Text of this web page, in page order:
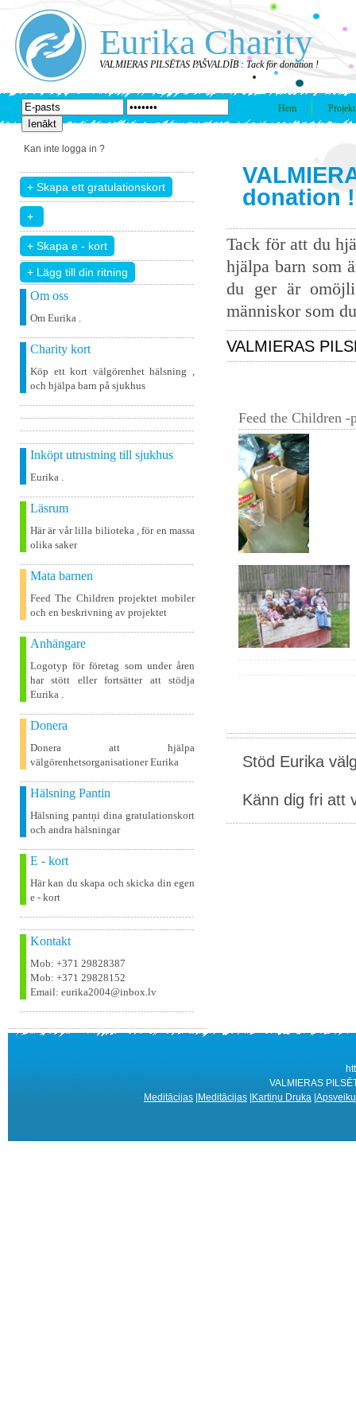
Eurika Charity
VALMIERAS PILSĒTAS PAŠVALDĪB : Tack för donation !
Hem Projekt
Kan inte logga in ?
+ Lägg till din ritning
Om oss
Om Eurika .
Charity kort
Köp ett kort välgörenhet hälsning ,
och hjälpa barn på sjukhus
Inköpt utrustning till sjukhus
Eurika .
Läsrum
Här är vår lilla bilioteka , för en massa
olika saker
Mata barnen
Feed The Children projektet mobiler
och en beskrivning av projektet
Anhängare
Logotyp för företag som under åren
har stött eller fortsätter att stödja
Eurika .
Donera
Donera att hjälpa
välgörenhetsorganisationer Eurika
Hälsning Pantin
Hälsning pantņi dina gratulationskort
och andra hälsningar
E - kort
Här kan du skapa och skicka din egen
e - kort
Kontakt
Mob: +371 29828387
Mob: +371 29828152
Email: eurika2004@inbox.lv
donation !
Tack för att du
hjälpa barn som
du ger är
människor som
VALMIERAS
Feed the Children -
Stöd Eurika
Känn dig fri att
VALMIERAS
Meditācijas Meditācijas Kartiņu Druka